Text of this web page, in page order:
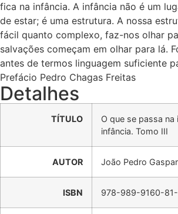
fica na infância. A infância não é um
de estar; é uma estrutura. A nossa
fácil quanto complexo, faz-nos olhar
salvações começam em olhar para lá.
antes de termos linguagem suficiente
Prefácio Pedro Chagas Freitas
Detalhes
TÍTULO
O que se passa na
infância. Tomo III
AUTOR João Pedro
ISBN 978-989-9160-81-